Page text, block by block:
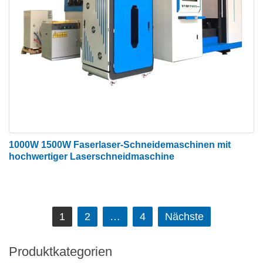
Kontamination der Linse ist nahezu Null.
1000W 1500W Faserlaser-Schneidemaschinen mit
hochwertiger Laserschneidmaschine
Beitrags-
1 2 … 4 Nächste
Produktkategorien